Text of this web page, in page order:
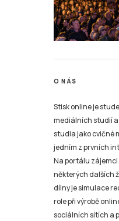
O NÁS
Stisk online je
mediálních studií a
studia jako cvičné
jedním z prvních
Na portálu zájemci
některých dalších
dílny je simulace
role při výrobě
sociálních sítích a